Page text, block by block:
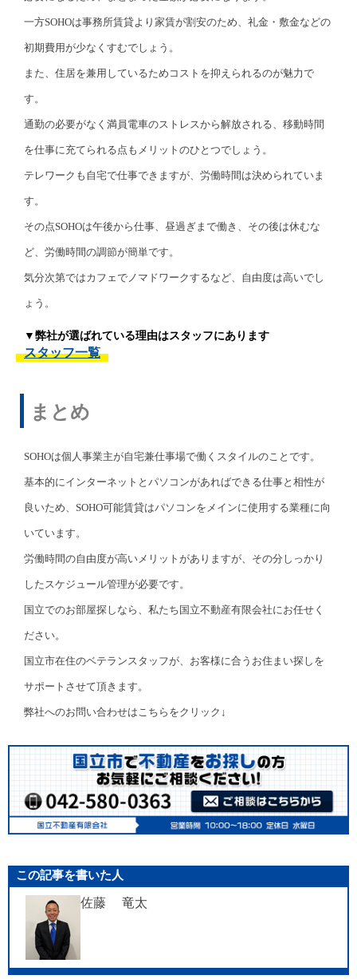
一方SOHOは事務所賃貸より家賃が割安のため、礼金・敷金などの
初期費用が少なくすむでしょう。
また、住居を兼用しているためコストを抑えられるのが魅力で
す。
通勤の必要がなく満員電車のストレスから解放される、移動時間
を仕事に充てられる点もメリットのひとつでしょう。
テレワークも自宅で仕事できますが、労働時間は決められていま
す。
その点SOHOは午後から仕事、昼過ぎまで働き、その後は休むな
ど、労働時間の調節が簡単です。
気分次第ではカフェでノマドワークするなど、自由度は高いでし
ょう。
▼弊社が選ばれている理由はスタッフにあります
スタッフ一覧
まとめ
SOHOは個人事業主が自宅兼仕事場で働くスタイルのことです。
基本的にインターネットとパソコンがあればできる仕事と相性が
良いため、SOHO可能賃貸はパソコンをメインに使用する業種に向
いています。
労働時間の自由度が高いメリットがありますが、その分しっかり
したスケジュール管理が必要です。
国立でのお部屋探しなら、私たち国立不動産有限会社にお任せく
ださい。
国立市在住のベテランスタッフが、お客様に合うお住まい探しを
サポートさせて頂きます。
弊社へのお問い合わせはこちらをクリック↓
この記事を書いた人
佐藤 竜太